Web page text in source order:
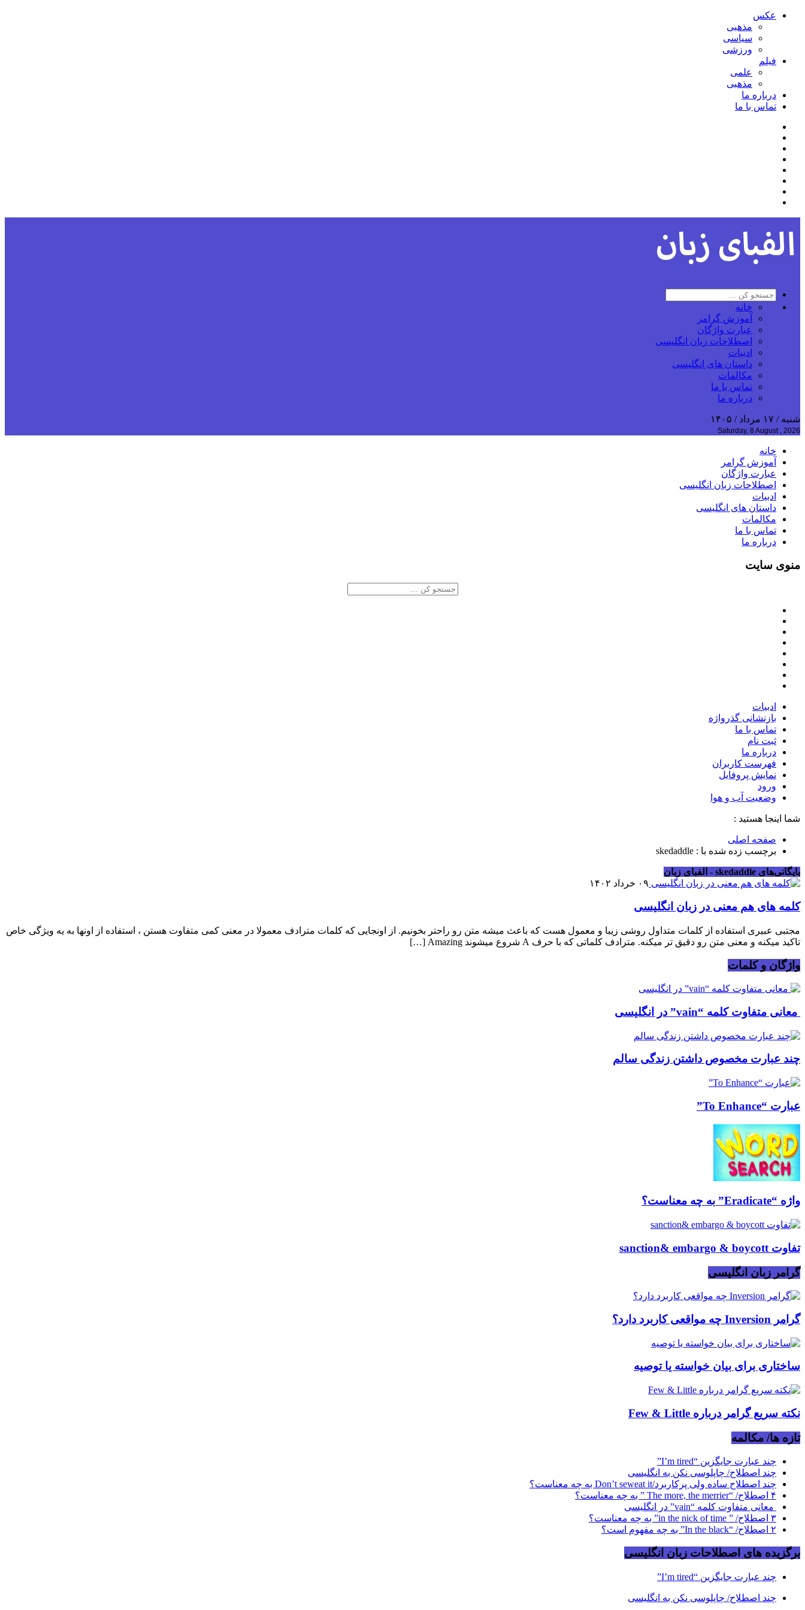
عکس
مذهبی
سیاسی
ورزشی
فیلم
علمی
مذهبی
درباره ما
تماس با ما
خانه
آموزش گرامر
عبارت واژگان
اصطلاحات زبان انگلیسی
ادبیات
داستان های انگلیسی
مکالمات
تماس با ما
درباره ما
شنبه / ۱۷ مرداد / ۱۴۰۵
Saturday, 8 August , 2026
خانه
آموزش گرامر
عبارت واژگان
اصطلاحات زبان انگلیسی
ادبیات
داستان های انگلیسی
مکالمات
تماس با ما
درباره ما
منوی سایت
ادبیات
بازنشانی گذرواژه
تماس با ما
ثبت نام
درباره ما
فهرست کاربران
نمایش پروفایل
ورود
وضعیت آب و هوا
شما اینجا هستید :
صفحه اصلی
برچسب زده شده با : skedaddle
بایگانی‌های skedaddle - الفبای زبان
۰۹ خرداد ۱۴۰۲
کلمه های هم معنی در زبان انگلیسی
مجتبی عبیری استفاده از کلمات متداول روشی زیبا و معمول هست که باعث میشه متن رو راحتر بخونیم. از اونجایی که کلمات مترادف معمولا در معنی کمی متفاوت هستن ، استفاده از اونها به یه ویژگی خاص
تاکید میکنه و معنی متن رو دقیق تر میکنه. مترادف کلماتی که با حرف A شروع میشوند Amazing […]
واژگان و کلمات
معانی متفاوت کلمه “vain” در انگلیسی
چند عبارت مخصوص داشتن زندگی سالم
عبارت “To Enhance”
واژه “Eradicate” به چه معناست؟
تفاوت sanction& embargo & boycott
گرامر زبان انگلیسی
گرامر Inversion چه مواقعی کاربرد دارد؟
ساختاری برای بیان خواسته یا توصیه
نکته سریع گرامر درباره Few & Little
تازه ها/ مکالمه
چند عبارت جایگزین “I’m tired”
چند اصطلاح/ چاپلوسی نکن به انگلیسی
چند اصطلاح ساده ولی پرکاربرد/Don’t seweat it به چه معناست؟
۴ اصطلاح/ “The more, the merrier ” به چه معناست؟
معانی متفاوت کلمه “vain” در انگلیسی
۳ اصطلاح/ ” in the nick of time” به چه معناست؟
۲ اصطلاح/ “In the black” به چه مفهوم است؟
برگزیده های اصطلاحات زبان انگلیسی
چند عبارت جایگزین “I’m tired”
چند اصطلاح/ چاپلوسی نکن به انگلیسی